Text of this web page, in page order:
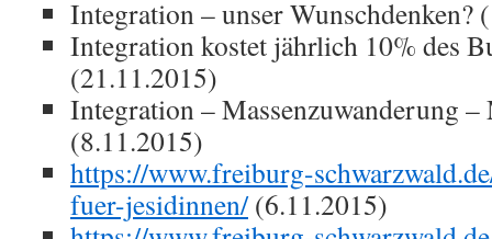
Integration – unser Wunschdenken?
Integration kostet jährlich 10% des
(21.11.2015)
Integration – Massenzuwanderung –
(8.11.2015)
https://www.freiburg-
fuer-jesidinnen/(6.11.2015)